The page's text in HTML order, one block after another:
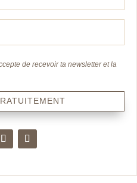
de recevoir ta newsletter et la